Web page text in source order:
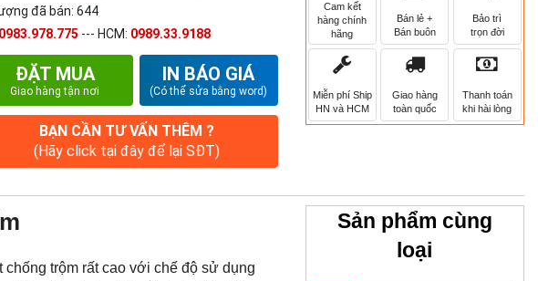
đã bán: 644
0983.978.775 --- HCM: 0989.33.9188
ĐẶT MUA
Giao hàng tận nơi
IN BÁO GIÁ
(Có thể sửa bằng word)
BẠN CẦN TƯ VẤN THÊM ?
(Hãy click tại đây để lại SĐT)
Cam kết
hàng chính
hãng
Bán lẻ +
Bán buôn
Bảo trì
trọn đời
Miễn phí Ship
HN và HCM
Giao hàng
toàn quốc
Thanh toán
khi hài lòng
trộm rất cao với chế độ sử dụng
Sản phẩm cùng
loại